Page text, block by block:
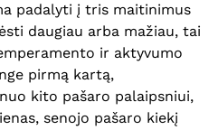
nėra produktų.
Į Parduotuvę
padalyti į tris maitinimus
daugiau arba mažiau, tai
ir aktyvumo
pirmą kartą,
kito pašaro palaipsniui,
senojo pašaro kiekį